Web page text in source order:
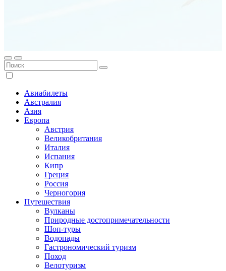
Авиабилеты
Австралия
Азия
Европа
Австрия
Великобритания
Италия
Испания
Кипр
Греция
Россия
Черногория
Путешествия
Вулканы
Природные достопримечательности
Шоп-туры
Водопады
Гастрономический туризм
Поход
Велотуризм